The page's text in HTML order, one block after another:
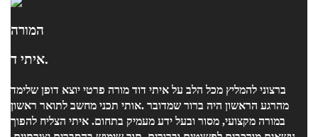
המורה
איתי ד.
אותי תכני מחשב לתואר ראשון. ‎מהרגע הראשון היה ברור שמדובר
במורה מקצועי, מסור ובעל ידע מעמיק בתחום. איתי הצליח להפוך